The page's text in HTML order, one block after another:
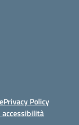
Privacy Policy